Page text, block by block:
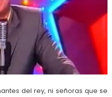
del rey, ni señoras que se